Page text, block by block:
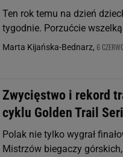
Ten rok temu na dzień
tygodnie. Porzućcie
Marta Kijańska-Bednarz, 6
Zwycięstwo i rekord
cyklu Golden Trail
Polak nie tylko wygrał
Mistrzów biegaczy